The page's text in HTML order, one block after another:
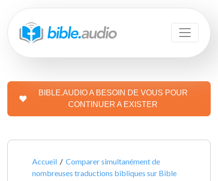
BIBLE.AUDIO A BESOIN DE VOUS POUR
CONTINUER A EXISTER
Accueil /Comparer simultanément de
nombreuses traductions bibliques sur Bible